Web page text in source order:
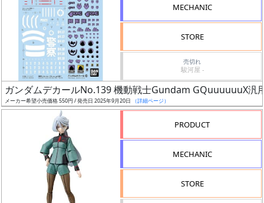
ー
ズ・
タ
MECHANIC
STORE
売切れ
駿河屋 -
ガンダムデカールNo.139 機動戦士Gundam GQuuuuuuX汎
メーカー希望小売価格 550円 / 発売日 2025年9月20日 （詳細ページ）
PRODUCT
MECHANIC
STORE